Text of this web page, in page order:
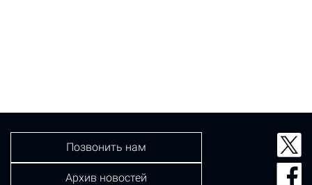
Позвонить нам
Архив новостей